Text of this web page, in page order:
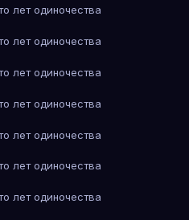
лет одиночества
лет одиночества
лет одиночества
лет одиночества
лет одиночества
лет одиночества
лет одиночества